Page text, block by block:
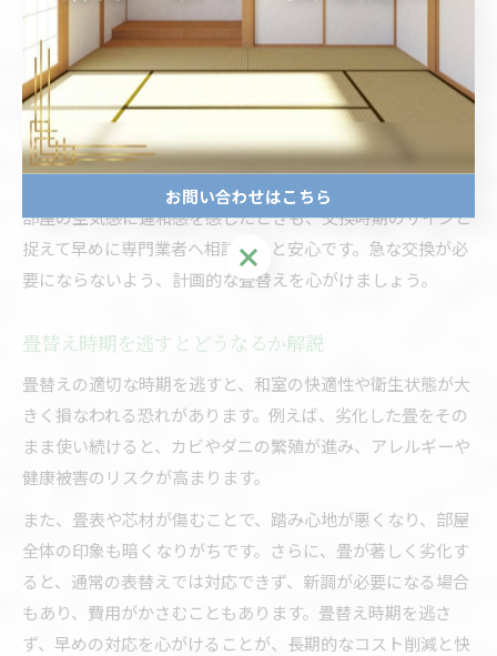
も考慮する必要があります。新潟県では湿度が高くなる梅雨
時期や、暖房使用による乾燥が進む冬場は、畳の劣化が進み
やすいタイミングです。そのため、春や秋の比較的湿度が安
定した時期に畳替えを行うのがおすすめです。
また、来客やイベントの前、子どもの進学・卒業など生活の
節目で畳を新調するケースも多く見られます。畳表の状態や
部屋の空気感に違和感を感じたときも、交換時期のサインと
捉えて早めに専門業者へ相談すると安心です。急な交換が必
要にならないよう、計画的な畳替えを心がけましょう。
畳替え時期を逃すとどうなるか解説
畳替えの適切な時期を逃すと、和室の快適性や衛生状態が大
きく損なわれる恐れがあります。例えば、劣化した畳をその
まま使い続けると、カビやダニの繁殖が進み、アレルギーや
健康被害のリスクが高まります。
また、畳表や芯材が傷むことで、踏み心地が悪くなり、部屋
全体の印象も暗くなりがちです。さらに、畳が著しく劣化す
ると、通常の表替えでは対応できず、新調が必要になる場合
もあり、費用がかさむこともあります。畳替え時期を逃さ
ず、早めの対応を心がけることが、長期的なコスト削減と快
お問い合わせはこちら
お問い合わせはこちら